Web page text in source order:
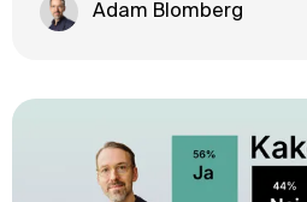
Adam Blomberg